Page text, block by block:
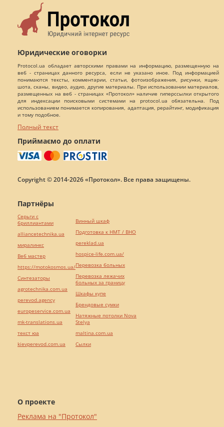
Юридические оговорки
Protocol.ua обладает авторскими правами на информацию, размещенную на
веб - страницах данного ресурса, если не указано иное. Под информацией
понимаются тексты, комментарии, статьи, фотоизображения, рисунки, ящик-
шота, сканы, видео, аудио, другие материалы. При использовании материалов,
размещенных на веб - страницах «Протокол» наличие гиперссылки открытого
для индексации поисковыми системами на protocol.ua обязательна. Под
использованием понимается копирования, адаптация, рерайтинг, модификация
и тому подобное.
Полный текст
Приймаємо до оплати
Copyright © 2014-2026 «Протокол». Все права защищены.
О проекте
Реклама на "Протокол"
Партнёры
Серьги с
бриллиантами
alliancetechnika.ua
миралинкс
Веб мастер
https://motokosmos.ua/
Синтезаторы
agrotechnika.com.ua
perevod.agency
europeservice.com.ua
mk-translations.ua
текст юа
kievperevod.com.ua
Винный шкаф
Подготовка к НМТ / ВНО
pereklad.ua
hospice-life.com.ua/
Перевозка больных
Перевозка лежачих
больных за границу
Шкафы купе
Брендовые сумки
Натяжные потолки Nova
Stelya
maltina.com.ua
Cылки